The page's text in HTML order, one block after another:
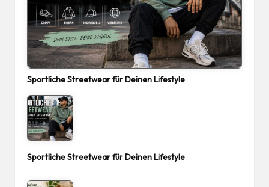
Sportliche Streetwear für Deinen Lifestyle
Sportliche Streetwear für Deinen Lifestyle